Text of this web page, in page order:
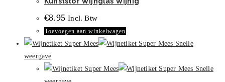
€8.95 Incl. Btw
Toevoegen aan winkelwagen
Snelle
weergave
Snelle